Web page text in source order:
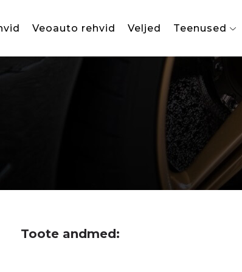
Veoauto rehvid Veljed Teenused
Toote andmed: